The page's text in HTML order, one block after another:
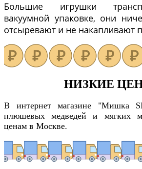
Большие игрушки
вакуумной упаковке, они
отсыревают и не накапливают
НИЗКИЕ
В интернет магазине "Мишка
плюшевых медведей и мягких
ценам в Москве.